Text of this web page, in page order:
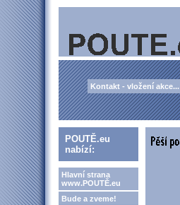
Kontakt - vložení akce...
POUTĚ.eu
nabízí:
Hlavní strana
www.POUTĚ.eu
Bude a zveme!